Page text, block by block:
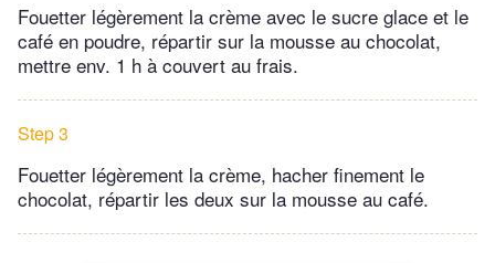
Fouetter légèrement la crème avec le sucre glace et le
café en poudre, répartir sur la mousse au chocolat,
mettre env. 1 h à couvert au frais.
Step 3
Fouetter légèrement la crème, hacher finement le
chocolat, répartir les deux sur la mousse au café.